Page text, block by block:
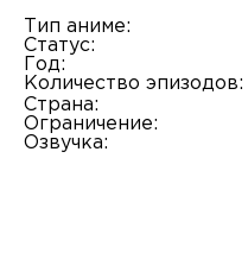
Тип аниме:
Статус:
Год:
Количество эпизодов:
Страна:
Ограничение:
Озвучка: